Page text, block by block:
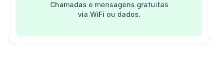
Chamadas e mensagens gratuitas
via WiFi ou dados.